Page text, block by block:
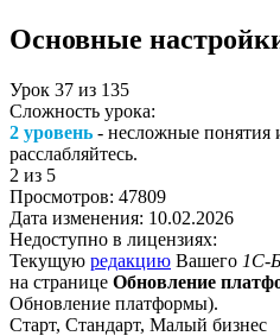
Основные
Урок 37 из 135
Сложность урока:
2 уровень - несложные понятия
расслабляйтесь.
2 из 5
Просмотров: 47809
Дата изменения: 10.02.2026
Недоступно в лицензиях:
Текущую редакцию Вашего 1С-
на странице Обновление
Обновление платформы).
Старт, Стандарт, Малый бизнес